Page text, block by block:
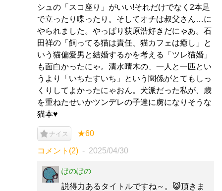
シュの「スコ座り」がいい!それだけでなく2本足
で立ったり喋ったり。そしてオチは叔父さん…に
やられました。やっぱり荻原浩好きだにゃあ。石
田祥の「飼ってる猫は責任、猫カフェは癒し」と
いう猫偏愛男と結婚するかを考える「ツレ猫婚」
も面白かったにゃ。清水晴木の、一人と一匹とい
うより「いちたすいち」という関係がとてもしっ
くりしてよかったにゃおん。犬派だった私が、歳
を重ねたせいかツンデレの子達に虜になりそうな
猫本♥
ナイス ★60
コメント(2) 2025/04/30
ぽのぽの
説得力あるタイトルですね～。😸頂きま